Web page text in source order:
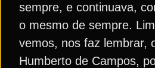
sempre, e continuava,
o mesmo de sempre.
vemos, nos faz lembrar,
Humberto de Campos,